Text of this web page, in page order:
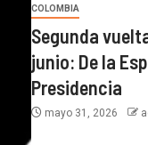
COLOMBIA
Segunda
junio: De la
Presidencia
mayo 31, 2026